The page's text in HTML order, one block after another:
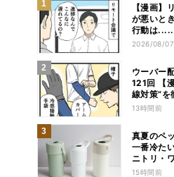
【漫画】
が悪いと
行動は
2026/08/
ウーバー
121回 【
線対策”を
が、数カ
13時間前
真夏のペ
一番冷た
ニトリ・
検証してみ
15時間前